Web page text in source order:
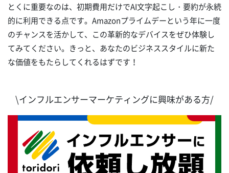
とくに重要なのは、初期費用だけでAI文字起こし・要約が永続
的に利用できる点です。Amazonプライムデーという年に一度
のチャンスを活かして、この革新的なデバイスをぜひ体験し
てみてください。きっと、あなたのビジネススタイルに新た
な価値をもたらしてくれるはずです！
\インフルエンサーマーケティングに興味がある方/